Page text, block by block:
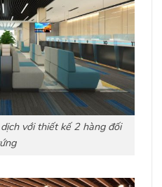
với thiết kế 2 hàng đối